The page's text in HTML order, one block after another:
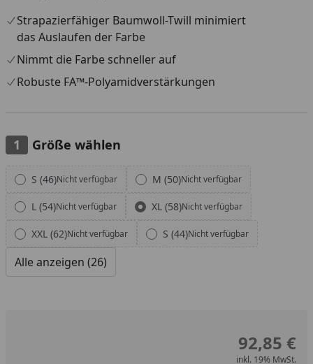
Strapazierfähiger Baumwoll-Twill minimiert
das Auslaufen der Farbe
Nimmt die Farbe schneller auf
Robuste FA™-Polyamidverstärkungen
Größe wählen
Alle anzeigen (26)
S (46)Nicht verfügbar M (50)Nicht verfügbar
L (54)Nicht verfügbar XL (58)Nicht verfügbar
XXL (62)Nicht verfügbar S (44)Nicht verfügbar
Alle anzeigen (26)
92,85 €
inkl. 19% MwSt.